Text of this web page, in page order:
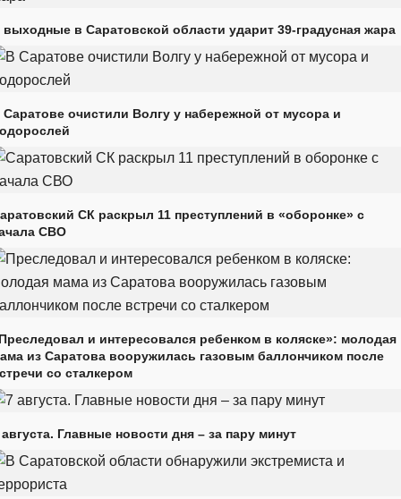
выходные в Саратовской области ударит 39-градусная жара
Саратове очистили Волгу у набережной от мусора и
СК раскрыл 11 преступлений в «оборонке» с
СВО
и интересовался ребенком в коляске»: молодая
из Саратова вооружилась газовым баллончиком после
со сталкером
Главные новости дня – за пару минут